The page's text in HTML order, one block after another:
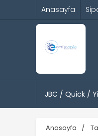
Anasayfa
JBC / Quick /
Anasayfa